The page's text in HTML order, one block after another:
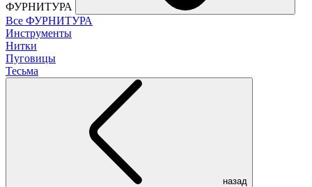
ФУРНИТУРА
Все ФУРНИТУРА
Инструменты
Нитки
Пуговицы
Тесьма
назад